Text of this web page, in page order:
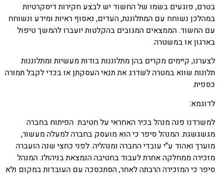
בטרם, פוגעים בשמו של החשוד יש לבצע חקירות דיסקרטיות
במהלכן נשוחח עם המתלוננת, העדים, נאסוף ראיות ומידע ונשוחח
עם החשוד.הממצאים המגובים בהקלטות יועברו להמשך טיפול
בארגון או במשטרה.
לצערנו, קיימים מקרים בהן מתלוננות בודות מעשיות ומתלוננות
תלונות שווא במטרה לשדרג את תנאי העסקתן או בכדי לקבל תמורה
כספית.
לדוגמא:
למשרדנו פנה מנהל בכיר האחראי על חטיבת הפיתוח בחברה
מגשגשגת.המנהל סיפר כי הוא מועסק בחברה למעלה מעשור,
מוערך ואהוד ע"י עובדי החברה ומנהליה.לפני כחצי שנה הועברה
מזכירה ממחלקה אחרת לעבוד בחטיבה הנמצאת בניהולו.המנהל
סיפר כי המזכירה הרבתה לאחר, הסתכסכה עם העובדות במקום ולא